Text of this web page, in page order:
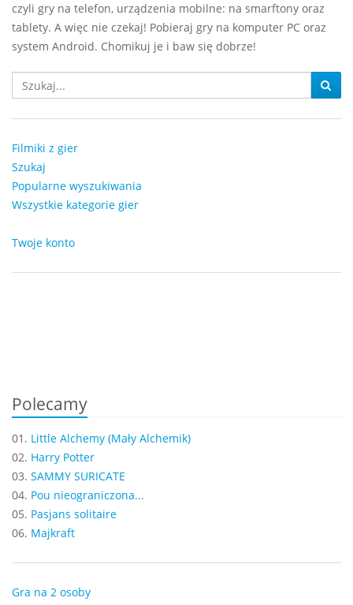
czyli gry na telefon, urządzenia mobilne: na smarftony oraz
tablety. A więc nie czekaj! Pobieraj gry na komputer PC oraz
system Android. Chomikuj je i baw się dobrze!
Filmiki z gier
Szukaj
Popularne wyszukiwania
Wszystkie kategorie gier
Twoje konto
Polecamy
01. Little Alchemy (Mały Alchemik)
02. Harry Potter
03. SAMMY SURICATE
04. Pou nieograniczona...
05. Pasjans solitaire
06. Majkraft
Gra na 2 osoby